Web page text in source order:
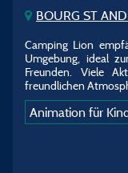
BOURG ST
Camping Lion
Umgebung, ideal
Freunden. Viele
freundlichen
Animation für